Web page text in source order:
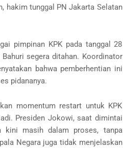
hakim tunggal PN Jakarta Selatan
pimpinan KPK pada tanggal 28
segera ditahan. Koordinator
bahwa pemberhentian ini
pidananya.
momentum restart untuk KPK
Presiden Jokowi, saat dimintai
kini masih dalam proses, tanpa
Negara juga tidak menjelaskan